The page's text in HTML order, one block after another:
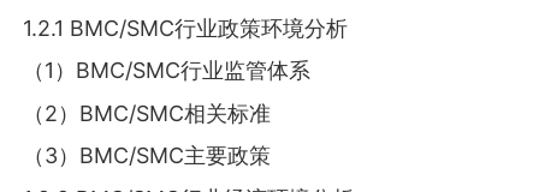
1.2.1 BMC/SMC行业政策环境分析
（1）BMC/SMC行业监管体系
（2）BMC/SMC相关标准
（3）BMC/SMC主要政策